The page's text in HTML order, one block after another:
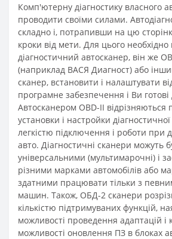
Комп'ютерну діагностику власного
проводити своїми силами.
складно і, потрапивши на цю
кроки від мети. Для цього необхідно
діагностичний автосканер, він же
(наприклад ВАСЯ Диагност) або
сканер, встановити і налаштувати
програмне забезпечення і Ви
Автосканером OBD-II відрізняються
установки і настройки
легкістю підключення і роботи при
авто. Діагностичні сканери можуть
універсальними (мультимарочні) і
різними марками автомобілів або
здатними працювати тільки з
машин. Також, ОБД-2 сканери
кількістю підтримуваних функцій,
можливості проведення адаптацій і
можливості оновлення ПЗ в блоках